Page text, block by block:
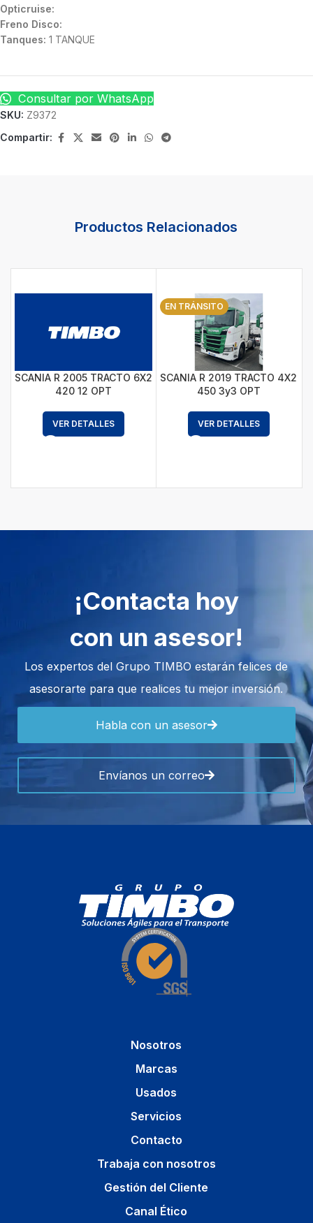
Opticruise:
Freno Disco:
Tanques: 1 TANQUE
Consultar por WhatsApp
SKU: Z9372
Compartir:
Productos Relacionados
SCANIA R 2005 TRACTO 6X2
420 12 OPT
VER DETALLES
EN TRÁNSITO
SCANIA R 2019 TRACTO 4X2
450 3y3 OPT
VER DETALLES
¡Contacta hoy
con un asesor!
Los expertos del Grupo TIMBO estarán felices de
asesorarte para que realices tu mejor inversión.
Habla con un asesor
Envíanos un correo
Nosotros
Marcas
Usados
Servicios
Contacto
Trabaja con nosotros
Gestión del Cliente
Canal Ético